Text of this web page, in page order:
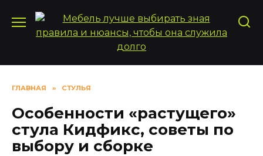
содержанию
ГЛАВНАЯ » СТУЛЬЯ
Особенности «растущего»
стула Кидфикс, советы по
выбору и сборке